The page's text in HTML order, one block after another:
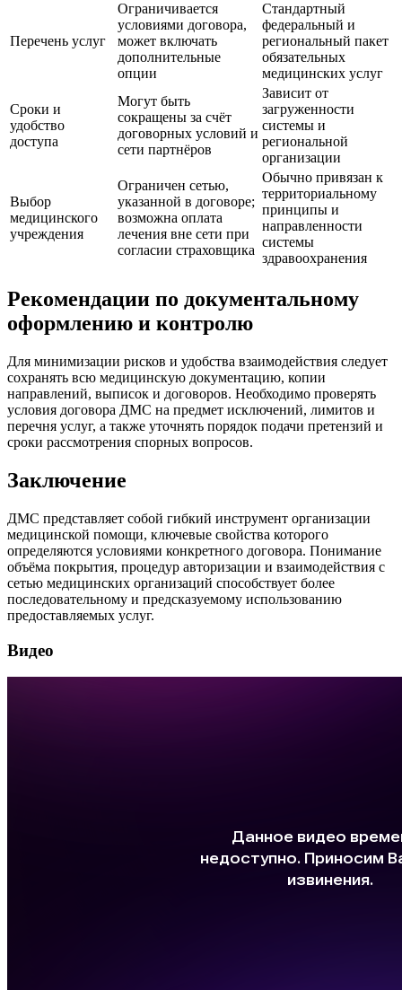
Перечень услуг
Ограничивается
условиями договора,
может включать
дополнительные
опции
Стандартный
федеральный и
региональный пакет
обязательных
медицинских услуг
Сроки и
удобство
доступа
Могут быть
сокращены за счёт
договорных условий и
сети партнёров
Зависит от
загруженности
системы и
региональной
организации
Выбор
медицинского
учреждения
Ограничен сетью,
указанной в договоре;
возможна оплата
лечения вне сети при
согласии страховщика
Обычно привязан к
территориальному
принципы и
направленности
системы
здравоохранения
Рекомендации по документальному
оформлению и контролю
Для минимизации рисков и удобства взаимодействия следует
сохранять всю медицинскую документацию, копии
направлений, выписок и договоров. Необходимо проверять
условия договора ДМС на предмет исключений, лимитов и
перечня услуг, а также уточнять порядок подачи претензий и
сроки рассмотрения спорных вопросов.
Заключение
ДМС представляет собой гибкий инструмент организации
медицинской помощи, ключевые свойства которого
определяются условиями конкретного договора. Понимание
объёма покрытия, процедур авторизации и взаимодействия с
сетью медицинских организаций способствует более
последовательному и предсказуемому использованию
предоставляемых услуг.
Видео